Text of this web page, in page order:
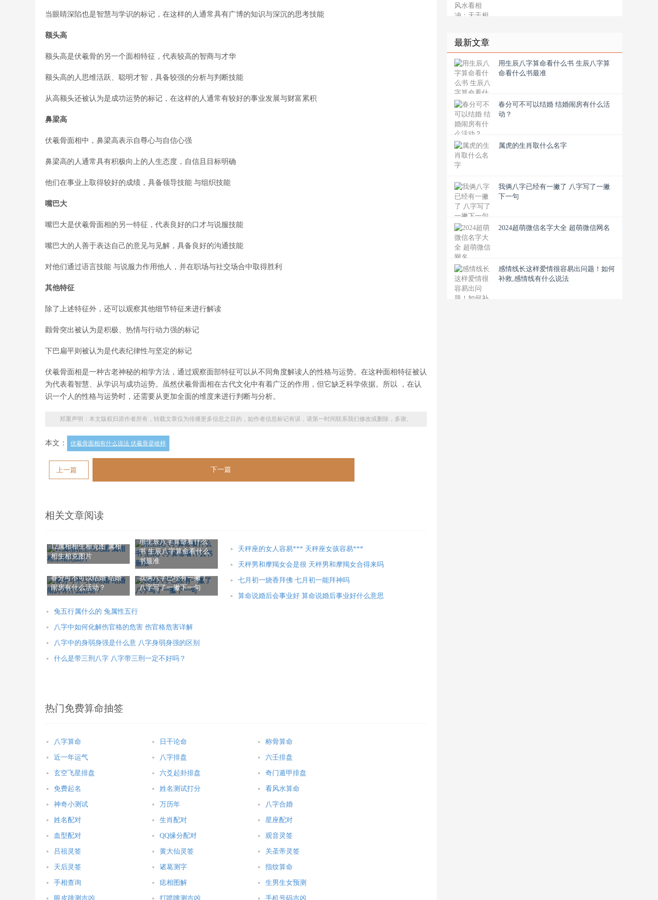
当眼睛深陷也是智慧与学识的标记，在这样的人通常具有广博的知识与深沉的思考技能
额头高
额头高是伏羲骨的另一个面相特征，代表较高的智商与才华
额头高的人思维活跃、聪明才智，具备较强的分析与判断技能
从高额头还被认为是成功运势的标记，在这样的人通常有较好的事业发展与财富累积
鼻梁高
伏羲骨面相中，鼻梁高表示自尊心与自信心强
鼻梁高的人通常具有积极向上的人生态度，自信且目标明确
他们在事业上取得较好的成绩，具备领导技能 与组织技能
嘴巴大
嘴巴大是伏羲骨面相的另一特征，代表良好的口才与说服技能
嘴巴大的人善于表达自己的意见与见解，具备良好的沟通技能
对他们通过语言技能 与说服力作用他人，并在职场与社交场合中取得胜利
其他特征
除了上述特征外，还可以观察其他细节特征来进行解读
颧骨突出被认为是积极、热情与行动力强的标记
下巴扁平则被认为是代表纪律性与坚定的标记
伏羲骨面相是一种古老神秘的相学方法，通过观察面部特征可以从不同角度解读人的性格与运势。在这种面相特征被认
为代表着智慧、从学识与成功运势。虽然伏羲骨面相在古代文化中有着广泛的作用，但它缺乏科学依据。所以 ，在认
识一个人的性格与运势时，还需要从更加全面的维度来进行判断与分析。
郑重声明：本文版权归原作者所有，转载文章仅为传播更多信息之目的，如作者信息标记有误，请第一时间联系我们修改或删除，多谢。
本文： 伏羲骨面相有什么说法 伏羲骨是啥样
上一篇 下一篇
相关文章阅读
12属相相生相克图 属相
相生相克图片
用生辰八字算命看什么
书 生辰八字算命看什么
书最准
春分可不可以结婚 结婚
闹房有什么活动？
我俩八字已经有一撇了
八字写了一撇下一句
天秤座的女人容易*** 天秤座女孩容易***
天秤男和摩羯女会是很 天秤男和摩羯女合得来吗
七月初一烧香拜佛 七月初一能拜神吗
算命说婚后会事业好 算命说婚后事业好什么意思
兔五行属什么的 兔属性五行
八字中如何化解伤官格的危害 伤官格危害详解
八字中的身弱身强是什么意 八字身弱身强的区别
什么是带三刑八字 八字带三刑一定不好吗？
热门免费算命抽签
八字算命 日干论命 称骨算命
近一年运气 八字排盘 六壬排盘
玄空飞星排盘 六爻起卦排盘 奇门遁甲排盘
免费起名 姓名测试打分 看风水算命
神奇小测试 万历年 八字合婚
姓名配对 生肖配对 星座配对
血型配对 QQ缘分配对 观音灵签
吕祖灵签 黄大仙灵签 关圣帝灵签
天后灵签 诸葛测字 指纹算命
手相查询 痣相图解 生男生女预测
眼皮跳测吉凶 打喷嚏测吉凶 手机号码吉凶
最新文章
用生辰八字算命看什么书 生辰八字算
命看什么书最准
春分可不可以结婚 结婚闹房有什么活
动？
属虎的生肖取什么名字
我俩八字已经有一撇了 八字写了一撇
下一句
2024超萌微信名字大全 超萌微信网名
感情线长这样爱情很容易出问题！如何
补救,感情线有什么说法